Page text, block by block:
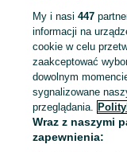
Zaloguj się lub
sprzedającym
Zaloguj się / Załóż
My i nasi447
informacji na
cookie w celu
zaakceptować
dowolnym
sygnalizowane
przeglądania.
Wraz z naszymi
zapewnienia: